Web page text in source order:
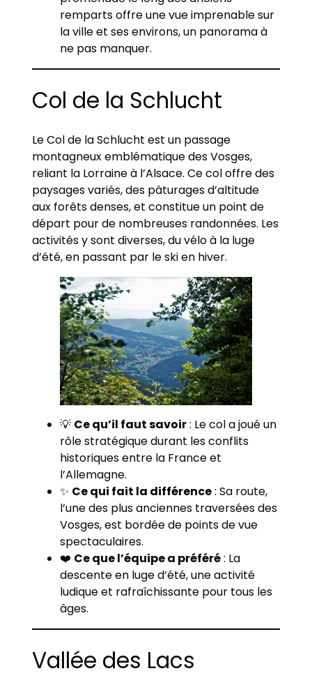
remparts offre une vue imprenable sur
la ville et ses environs, un panorama à
ne pas manquer.
Col de la Schlucht
Le Col de la Schlucht est un passage
montagneux emblématique des Vosges,
reliant la Lorraine à l’Alsace. Ce col offre des
paysages variés, des pâturages d’altitude
aux forêts denses, et constitue un point de
départ pour de nombreuses randonnées. Les
activités y sont diverses, du vélo à la luge
d’été, en passant par le ski en hiver.
💡 Ce qu’il faut savoir: Le col a joué un
rôle stratégique durant les conflits
historiques entre la France et
l’Allemagne.
✨ Ce qui fait la différence: Sa route,
l’une des plus anciennes traversées des
Vosges, est bordée de points de vue
spectaculaires.
❤️ Ce que l’équipe a préféré: La
descente en luge d’été, une activité
ludique et rafraîchissante pour tous les
âges.
Vallée des Lacs